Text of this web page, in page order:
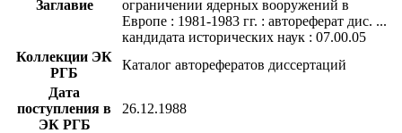
Заглавие
ограничении ядерных вооружений в
Европе : 1981-1983 гг. : автореферат дис. ...
кандидата исторических наук : 07.00.05
Коллекции ЭК
РГБ
Каталог авторефератов диссертаций
Дата
поступления в
ЭК РГБ
26.12.1988